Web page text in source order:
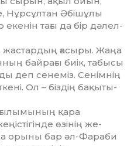
Нұрсұлтан Әбішұлы
екенін тағы да бір дәлел­
жас­тардың ғасыры. Жаңа
бай­рағы биік, табысы
деп сенеміз. Се­німнің
Ол – біздің бақыты­
қара
өзінің же­
оры­ны бар әл-Фараби